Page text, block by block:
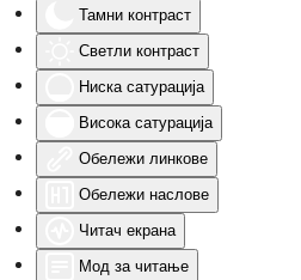
Тамни контраст
Светли контраст
Ниска сатурација
Висока сатурација
Обележи линкове
Обележи наслове
Читач екрана
Мод за читање